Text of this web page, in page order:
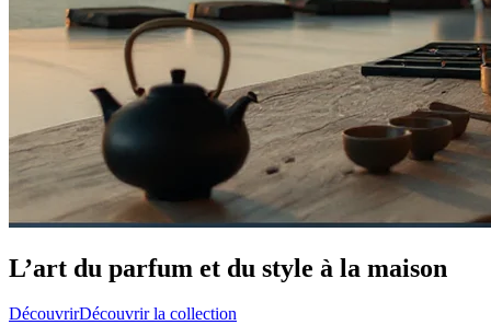
L’art du parfum et du style à la maison
DécouvrirDécouvrir la collection